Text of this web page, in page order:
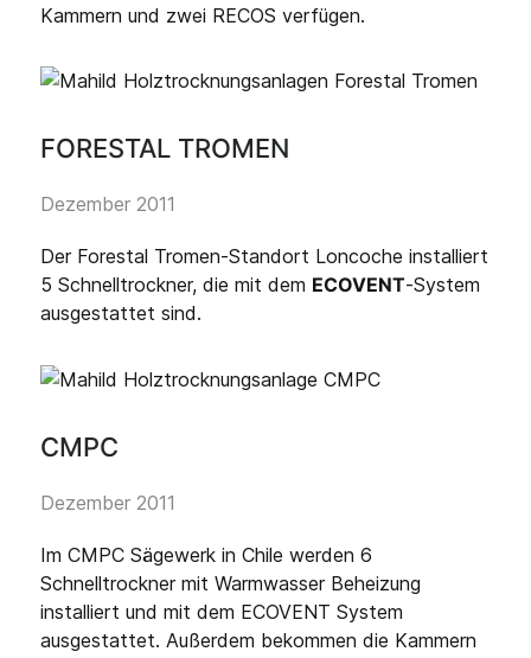
Kammern und zwei RECOS verfügen.
FORESTAL TROMEN
Dezember 2011
Der Forestal Tromen-Standort Loncoche installiert
5 Schnelltrockner, die mit dem ECOVENT-System
ausgestattet sind.
CMPC
Dezember 2011
Im CMPC Sägewerk in Chile werden 6
Schnelltrockner mit Warmwasser Beheizung
installiert und mit dem ECOVENT System
ausgestattet. Außerdem bekommen die Kammern